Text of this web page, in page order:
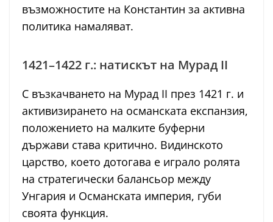
възможностите на Константин за активна
политика намаляват.
1421–1422 г.: натискът на Мурад II
С възкачването на Мурад II през 1421 г. и
активизирането на османската експанзия,
положението на малките буферни
държави става критично. Видинското
царство, което дотогава е играло ролята
на стратегически балансьор между
Унгария и Османската империя, губи
своята функция.